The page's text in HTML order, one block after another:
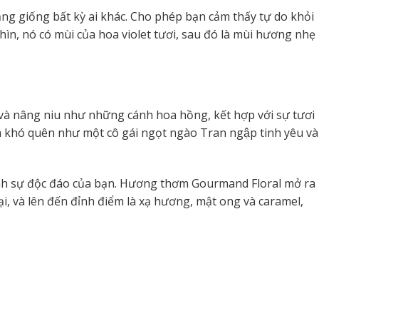
giống bất kỳ ai khác. Cho phép bạn cảm thấy tự do khỏi
nó có mùi của hoa violet tươi, sau đó là mùi hương nhẹ
nâng niu như những cánh hoa hồng, kết hợp với sự tươi
quên như một cô gái ngọt ngào Tran ngập tinh yêu và
độc đáo của bạn. Hương thơm Gourmand Floral mở ra
và lên đến đỉnh điểm là xạ hương, mật ong và caramel,